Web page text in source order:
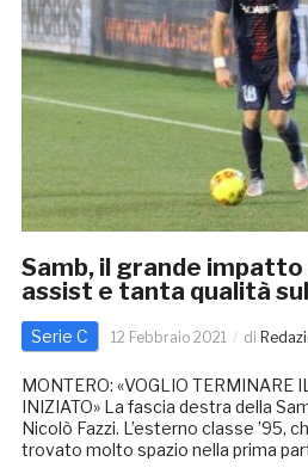
Samb, il grande impatto
assist e tanta qualità
Serie C 12 Febbraio 2021 di
MONTERO: «VOGLIO TERMINARE
INIZIATO» La fascia destra della
Nicolò Fazzi. L’esterno classe ’95,
trovato molto spazio nella prima